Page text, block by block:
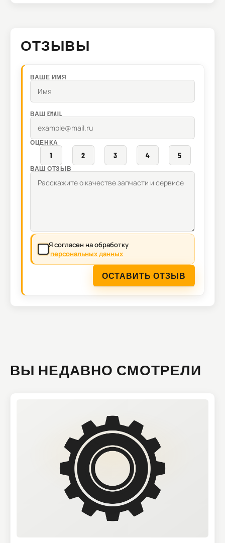
ОТЗЫВЫ
ВАШЕ ИМЯ
ВАШ EMAIL
ОЦЕНКА
1 2 3 4 5
ВАШ ОТЗЫВ
Я согласен на обработку
персональных данных
ОСТАВИТЬ ОТЗЫВ
ВЫ НЕДАВНО СМОТРЕЛИ